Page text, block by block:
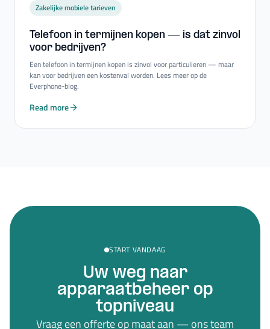
Zakelijke mobiele tarieven
Telefoon in termijnen kopen — is dat zinvol
voor bedrijven?
Een telefoon in termijnen kopen is zinvol voor particulieren — maar
kan voor bedrijven een kostenval worden. Lees meer op de
Everphone-blog.
Read more
START VANDAAG
Uw weg naar
apparaatbeheer op
topniveau
Vraag een offerte op maat aan — ons team